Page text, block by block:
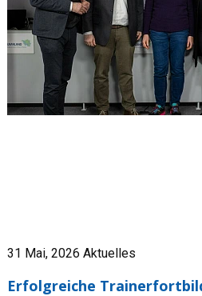
31 Mai, 2026 Aktuelles
Erfolgreiche